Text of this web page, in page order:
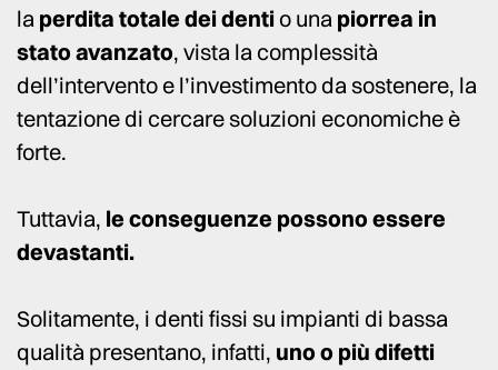
la perdita totale dei denti o una piorrea in
stato avanzato, vista la complessità
dell’intervento e l’investimento da sostenere, la
tentazione di cercare soluzioni economiche è
forte.
Tuttavia, le conseguenze possono essere
devastanti.
Solitamente, i denti fissi su impianti di bassa
qualità presentano, infatti, uno o più difetti